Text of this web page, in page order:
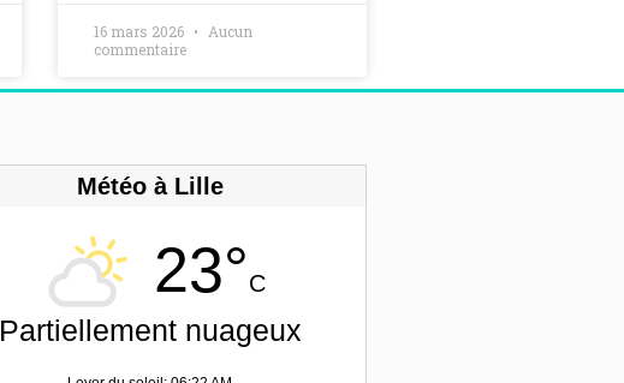
16 mars 2026
Aucun
commentaire
Météo à Lille
23°C
Partiellement nuageux